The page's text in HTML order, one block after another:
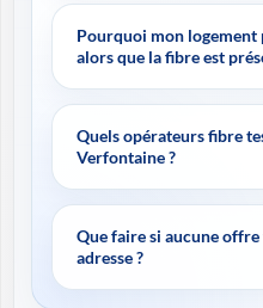
Pourquoi mon logement
alors que la fibre est
Quels opérateurs fibre
Verfontaine ?
Que faire si aucune
adresse ?